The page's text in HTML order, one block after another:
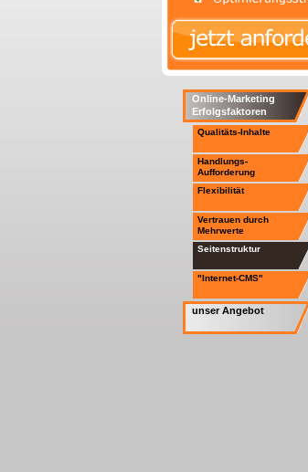
Online-Marketing
Erfolgsfaktoren
Qualitäts-Inhalte
Handlungs-
Aufforderung
Flexibilität
Vertrauen durch
Mehrwerte
Seitenstruktur
"Internet-CMS"
unser Angebot